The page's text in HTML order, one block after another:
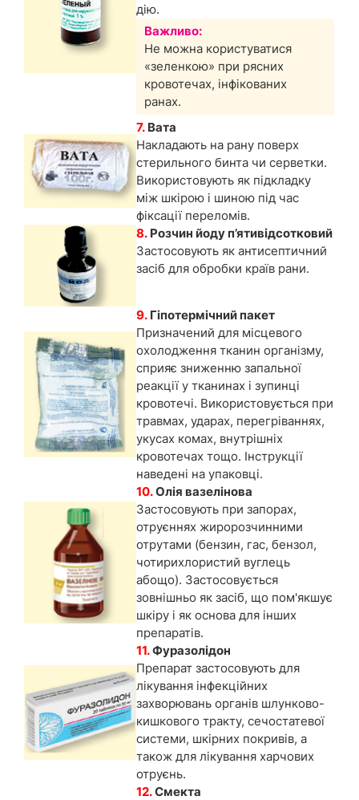
дію.
Важливо:
Не можна користуватися
«зеленкою» при рясних
кровотечах, інфікованих
ранах.
7. Вата
Накладають на рану поверх
стерильного бинта чи серветки.
Використовують як підкладку
між шкірою і шиною під час
фіксації переломів.
8. Розчин йоду п’ятивідсотковий
Застосовують як антисептичний
засіб для обробки країв рани.
9. Гіпотермічний пакет
Призначений для місцевого
охолодження тканин організму,
сприяє зниженню запальної
реакції у тканинах і зупинці
кровотечі. Використовується при
травмах, ударах, перегріваннях,
укусах комах, внутрішніх
кровотечах тощо. Інструкції
наведені на упаковці.
10.Олія вазелінова
Застосовують при запорах,
отруєннях жиророзчинними
отрутами (бензин, гас, бензол,
чотирихлористий вуглець
абощо). Застосовується
зовнішньо як засіб, що пом'якшує
шкіру і як основа для інших
препаратів.
11.Фуразолідон
Препарат застосовують для
лікування інфекційних
захворювань органів шлунково-
кишкового тракту, сечостатевої
системи, шкірних покривів, а
також для лікування харчових
отруєнь.
12.Смекта